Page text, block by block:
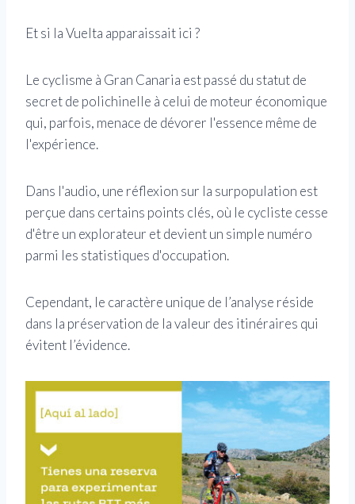
Et si la Vuelta apparaissait ici ?
Le cyclisme à Gran Canaria est passé du statut de
secret de polichinelle à celui de moteur économique
qui, parfois, menace de dévorer l'essence même de
l'expérience.
Dans l'audio, une réflexion sur la surpopulation est
perçue dans certains points clés, où le cycliste cesse
d'être un explorateur et devient un simple numéro
parmi les statistiques d'occupation.
Cependant, le caractère unique de l’analyse réside
dans la préservation de la valeur des itinéraires qui
évitent l’évidence.